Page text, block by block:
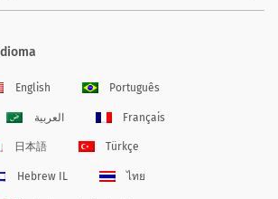
English Português
العربية Français
日本語 Türkçe
Hebrew IL ไทย